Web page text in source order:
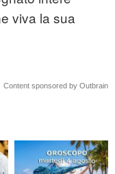
viva la sua
Content sponsored by Outbrain